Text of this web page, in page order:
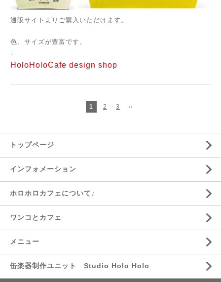
通販サイトよりご購入いただけます。
色、サイズが豊富です。
↓
HoloHoloCafe design shop
1 2 3 »
トップページ
インフォメーション
ホロホロカフェについて♪
ワンコとカフェ
メニュー
缶楽器制作ユニット Studio Holo Holo